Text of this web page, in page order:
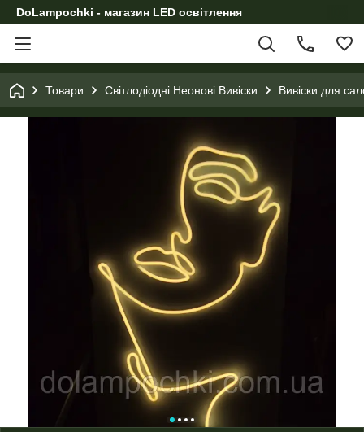
DoLampochki - магазин LED освітлення
Товари Світлодіодні Неонові Вивіски Вивіски для